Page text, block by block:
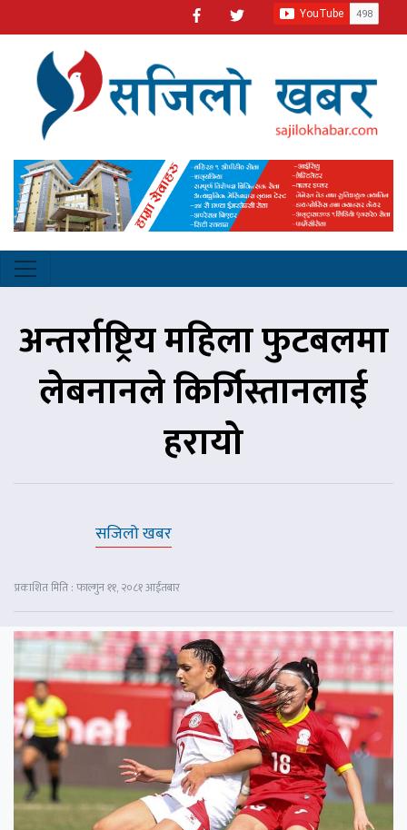
अन्तर्राष्ट्रिय महिला फुटबलमा
लेबनानले किर्गिस्तानलाई
हरायो
सजिलो खबर
प्रकाशित मिति : फाल्गुन ११, २०८१ आईतबार